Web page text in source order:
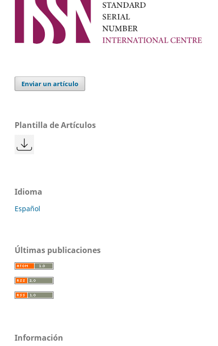
Enviar un artículo
Plantilla de Artículos
Idioma
Español
Últimas publicaciones
Información